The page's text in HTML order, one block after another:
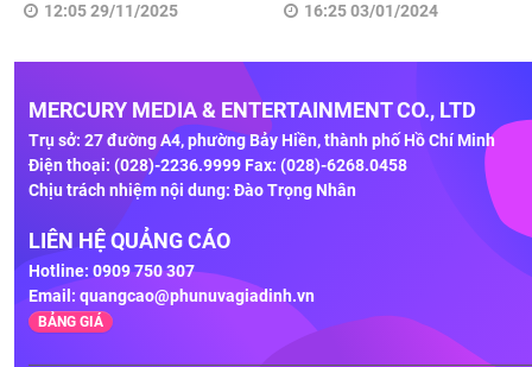
12:05 29/11/2025
16:25 03/01/2024
MERCURY MEDIA & ENTERTAINMENT CO., LTD
Trụ sở: 27 đường A4, phường Bảy Hiền, thành phố Hồ Chí Minh
Điện thoại: (028)-2236.9999 Fax: (028)-6268.0458
Chịu trách nhiệm nội dung: Đào Trọng Nhân
LIÊN HỆ QUẢNG CÁO
Hotline: 0909 750 307
Email: quangcao@phunuvagiadinh.vn
BẢNG GIÁ